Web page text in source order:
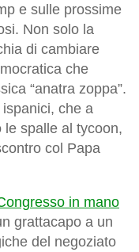
e sulle prossime
Non solo la
di cambiare
che
“anatra zoppa”.
che a
spalle al tycoon,
col Papa
in mano
grattacapo a un
del negoziato